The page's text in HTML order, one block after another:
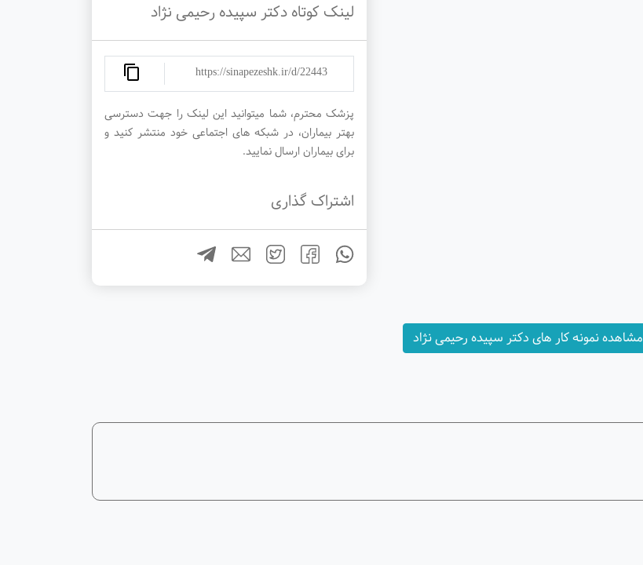
لینک کوتاه دکتر سپیده رحیمی نژاد
https://sinapezeshk.ir/d/22443
پزشک محترم، شما میتوانید این لینک را جهت دسترسی
بهتر بیماران، در شبکه های اجتماعی خود منتشر کنید و
برای بیماران ارسال نمایید.
اشتراک گذاری
مشاهده نمونه کار های دکتر سپیده رحیمی نژاد